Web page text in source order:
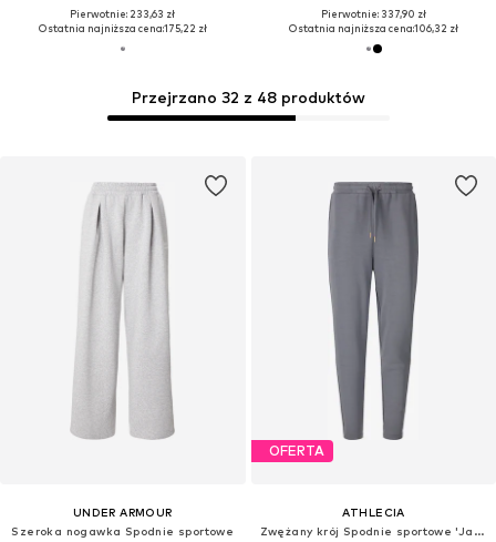
Pierwotnie: 233,63 zł
Ostatnia najniższa cena:175,22 zł
Pierwotnie: 337,90 zł
Ostatnia najniższa cena:106,32 zł
UNDER ARMOUR
Szeroka nogawka Spodnie sportowe
OFERTA
ATHLECIA
Zwężany krój Spodnie sportowe 'Jacey'
Przejrzano 32 z 48 produktów